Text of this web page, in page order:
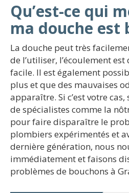
Qu’est-ce qui
ma douche est
La douche peut très
de l’utiliser, l’écoulement
facile. Il est également
plus et que des mauvaises
apparaître. Si c’est votre
de spécialistes comme la
pour faire disparaître le
plombiers expérimentés et
dernière génération, nous
immédiatement et faisons
problèmes de bouchons à